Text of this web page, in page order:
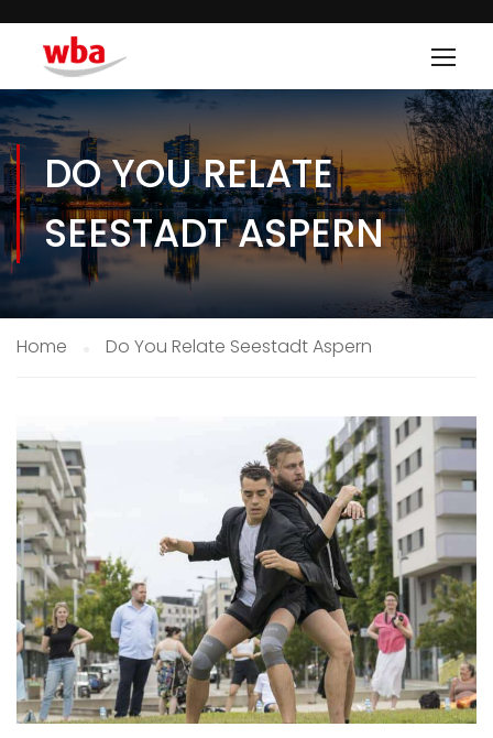
DO YOU RELATE
SEESTADT ASPERN
Home Do You Relate Seestadt Aspern